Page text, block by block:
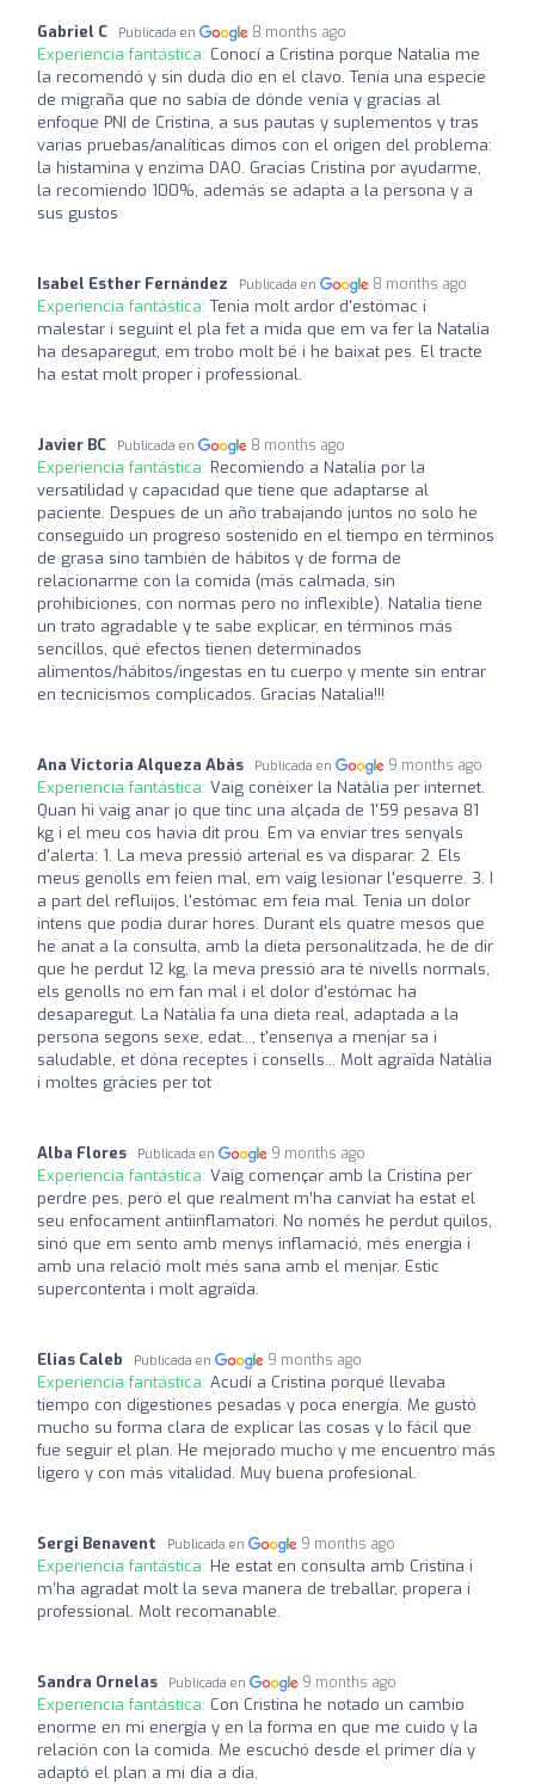
Gabriel C Publicada en 8 months ago
Experiencia fantástica: Conocí a Cristina porque Natalia me
la recomendó y sin duda dio en el clavo. Tenía una especie
de migraña que no sabía de dónde venía y gracias al
enfoque PNI de Cristina, a sus pautas y suplementos y tras
varias pruebas/analíticas dimos con el origen del problema:
la histamina y enzima DAO. Gracias Cristina por ayudarme,
la recomiendo 100%, además se adapta a la persona y a
sus gustos
Isabel Esther Fernández Publicada en 8 months ago
Experiencia fantástica: Tenia molt ardor d'estómac i
malestar i seguint el pla fet a mida que em va fer la Natalia
ha desaparegut, em trobo molt bé i he baixat pes. El tracte
ha estat molt proper i professional.
Javier BC Publicada en 8 months ago
Experiencia fantástica: Recomiendo a Natalia por la
versatilidad y capacidad que tiene que adaptarse al
paciente. Despues de un año trabajando juntos no solo he
conseguido un progreso sostenido en el tiempo en términos
de grasa sino también de hábitos y de forma de
relacionarme con la comida (más calmada, sin
prohibiciones, con normas pero no inflexible). Natalia tiene
un trato agradable y te sabe explicar, en términos más
sencillos, qué efectos tienen determinados
alimentos/hábitos/ingestas en tu cuerpo y mente sin entrar
en tecnicismos complicados. Gracias Natalia!!!
Ana Victoria Alqueza Abás Publicada en 9 months ago
Experiencia fantástica: Vaig conèixer la Natàlia per internet.
Quan hi vaig anar jo que tinc una alçada de 1'59 pesava 81
kg i el meu cos havia dit prou. Em va enviar tres senyals
d'alerta: 1. La meva pressió arterial es va disparar. 2. Els
meus genolls em feien mal, em vaig lesionar l'esquerre. 3. I
a part del refluijos, l'estómac em feia mal. Tenia un dolor
intens que podia durar hores. Durant els quatre mesos que
he anat a la consulta, amb la dieta personalitzada, he de dir
que he perdut 12 kg, la meva pressió ara té nivells normals,
els genolls no em fan mal i el dolor d'estómac ha
desaparegut. La Natàlia fa una dieta real, adaptada a la
persona segons sexe, edat..., t'ensenya a menjar sa i
saludable, et dóna receptes i consells... Molt agraïda Natàlia
i moltes gràcies per tot
Alba Flores Publicada en 9 months ago
Experiencia fantástica: Vaig començar amb la Cristina per
perdre pes, però el que realment m’ha canviat ha estat el
seu enfocament antiinflamatori. No només he perdut quilos,
sinó que em sento amb menys inflamació, més energia i
amb una relació molt més sana amb el menjar. Estic
supercontenta i molt agraïda.
Elias Caleb Publicada en 9 months ago
Experiencia fantástica: Acudí a Cristina porqué llevaba
tiempo con digestiones pesadas y poca energía. Me gustó
mucho su forma clara de explicar las cosas y lo fácil que
fue seguir el plan. He mejorado mucho y me encuentro más
ligero y con más vitalidad. Muy buena profesional.
Sergi Benavent Publicada en 9 months ago
Experiencia fantástica: He estat en consulta amb Cristina i
m’ha agradat molt la seva manera de treballar, propera i
professional. Molt recomanable.
Sandra Ornelas Publicada en 9 months ago
Experiencia fantástica: Con Cristina he notado un cambio
enorme en mi energía y en la forma en que me cuido y la
relación con la comida. Me escuchó desde el primer día y
adaptó el plan a mi dia a dia.